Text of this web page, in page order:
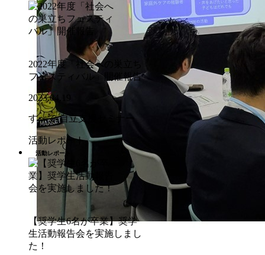
2022年度「社会への巣立ち
フェスティバル」開催報告
2023.04.19
すべて 自立支援セミナー
活動レポート
活動レポート
【奨学生6名が卒業】奨学
生活動報告会を実施しまし
た！